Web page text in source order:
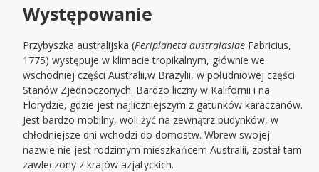
Występowanie
Przybyszka australijska (Periplaneta australasiae Fabricius,
1775) występuje w klimacie tropikalnym, głównie we
wschodniej części Australii,w Brazylii, w południowej części
Stanów Zjednoczonych. Bardzo liczny w Kalifornii i na
Florydzie, gdzie jest najliczniejszym z gatunków karaczanów.
Jest bardzo mobilny, woli żyć na zewnątrz budynków, w
chłodniejsze dni wchodzi do domostw. Wbrew swojej
nazwie nie jest rodzimym mieszkańcem Australii, został tam
zawleczony z krajów azjatyckich.